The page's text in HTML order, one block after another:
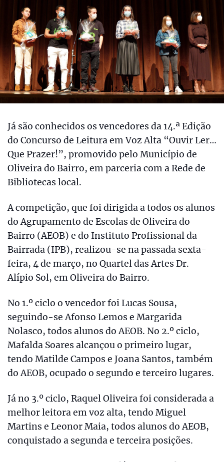
Já são conhecidos os vencedores da 14.ª Edição
do Concurso de Leitura em Voz Alta “Ouvir Ler…
Que Prazer!”, promovido pelo Município de
Oliveira do Bairro, em parceria com a Rede de
Bibliotecas local.
A competição, que foi dirigida a todos os alunos
do Agrupamento de Escolas de Oliveira do
Bairro (AEOB) e do Instituto Profissional da
Bairrada (IPB), realizou-se na passada sexta-
feira, 4 de março, no Quartel das Artes Dr.
Alípio Sol, em Oliveira do Bairro.
No 1.º ciclo o vencedor foi Lucas Sousa,
seguindo-se Afonso Lemos e Margarida
Nolasco, todos alunos do AEOB. No 2.º ciclo,
Mafalda Soares alcançou o primeiro lugar,
tendo Matilde Campos e Joana Santos, também
do AEOB, ocupado o segundo e terceiro lugares.
Já no 3.º ciclo, Raquel Oliveira foi considerada a
melhor leitora em voz alta, tendo Miguel
Martins e Leonor Maia, todos alunos do AEOB,
conquistado a segunda e terceira posições.